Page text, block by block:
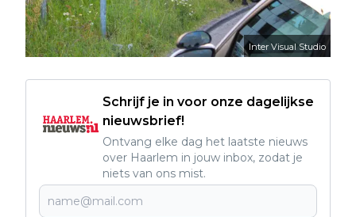
Inter Visual Studio
Schrijf je in voor onze dagelijkse
nieuwsbrief!
Ontvang elke dag het laatste nieuws
over Haarlem in jouw inbox, zodat je
niets van ons mist.